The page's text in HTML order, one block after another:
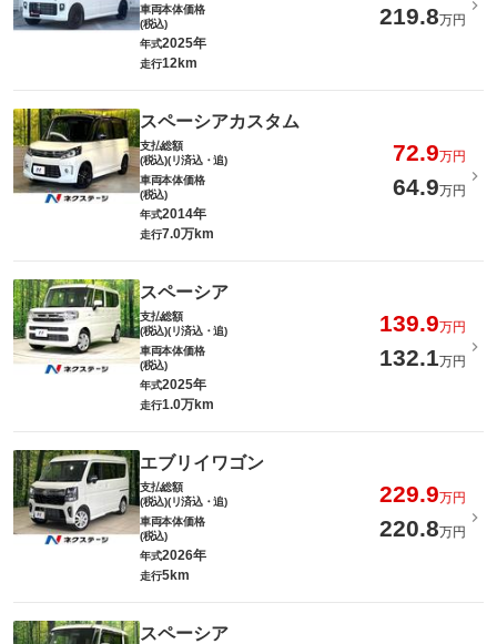
車両本体価格
(税込)
219.8万円
年式2025年
走行12km
スペーシアカスタム
支払総額
(税込)(リ済込・追)
72.9万円
車両本体価格
(税込)
64.9万円
年式2014年
走行7.0万km
スペーシア
支払総額
(税込)(リ済込・追)
139.9万円
車両本体価格
(税込)
132.1万円
年式2025年
走行1.0万km
エブリイワゴン
支払総額
(税込)(リ済込・追)
229.9万円
車両本体価格
(税込)
220.8万円
年式2026年
走行5km
スペーシア